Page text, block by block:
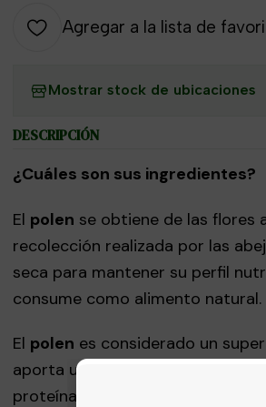
Agregar a la lista de
Mostrar stock de ubicaciones
DESCRIPCIÓN
¿Cuáles son sus ingredientes?
El polen se obtiene de las flores
recolección realizada por las
seca para mantener su perfil
consume como alimento natural.
El polen es considerado un
aporta un gran cantidad de
proteínas, vitaminas, minerales y